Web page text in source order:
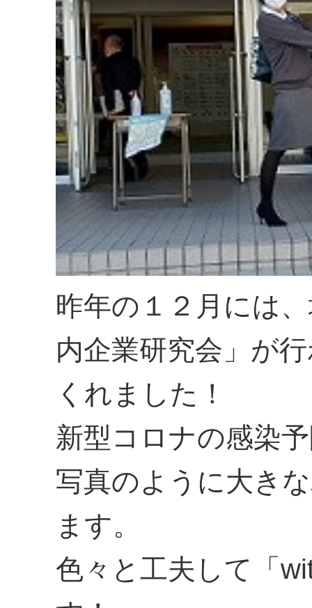
昨年の１２月には
内企業研究会」が
くれました！
新型コロナの感染
写真のように大き
ます。
色々と工夫して「